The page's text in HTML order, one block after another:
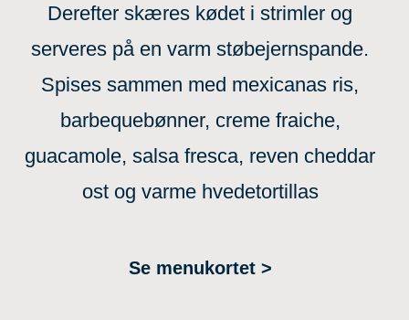
Derefter skæres kødet i strimler og
serveres på en varm støbejernspande.
Spises sammen med mexicanas ris,
barbequebønner, creme fraiche,
guacamole, salsa fresca, reven cheddar
ost og varme hvedetortillas
Se menukortet >